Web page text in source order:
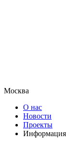
Москва
О нас
Новости
Проекты
Информация